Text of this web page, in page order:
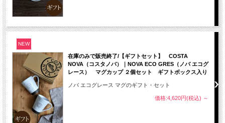
NEW
在庫のみで販売終了/【ギフトセット】 COSTA
NOVA（コスタノバ）｜NOVA ECO GRES（ノバ エコグ
レース） マグカップ ２個セット ギフトボックス入り
ノバ エコグレース マグのギフト・セット
価格:4,620円(税込) ～